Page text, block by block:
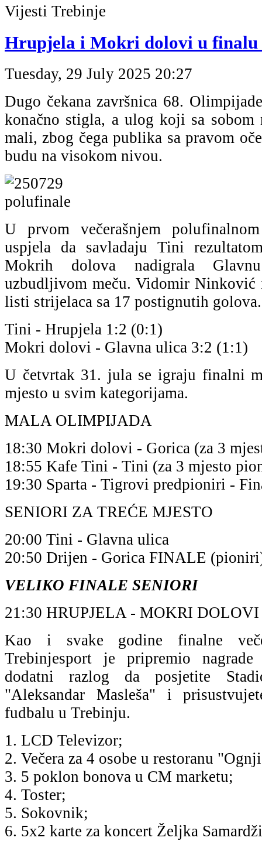
Vijesti Trebinje
Hrupjela i Mokri dolovi u finalu
Tuesday, 29 July 2025 20:27
Dugo čekana završnica 68.
konačno stigla, a ulog koji sa
mali, zbog čega publika sa pravom
budu na visokom nivou.
U prvom večerašnjem
uspjela da savladaju Tini
Mokrih dolova nadigrala
uzbudljivom meču. Vidomir
listi strijelaca sa 17 postignutih golova.
Tini - Hrupjela 1:2 (0:1)
Mokri dolovi - Glavna ulica 3:2 (1:1)
U četvrtak 31. jula se igraju finalni
mjesto u svim kategorijama.
MALA OLIMPIJADA
18:30 Mokri dolovi - Gorica (za 3
18:55 Kafe Tini - Tini (za 3 mjesto
19:30 Sparta - Tigrovi predpioniri -
SENIORI ZA TREĆE MJESTO
20:00 Tini - Glavna ulica
20:50 Drijen - Gorica FINALE
VELIKO FINALE SENIORI
21:30 HRUPJELA - MOKRI
Kao i svake godine finalne
Trebinjesport je pripremio
dodatni razlog da posjetite
"Aleksandar Masleša" i
fudbalu u Trebinju.
1. LCD Televizor;
2. Večera za 4 osobe u restoranu
3. 5 poklon bonova u CM marketu;
4. Toster;
5. Sokovnik;
6. 5x2 karte za koncert Željka